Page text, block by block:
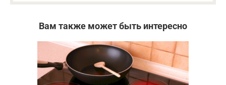
Вам также может быть интересно